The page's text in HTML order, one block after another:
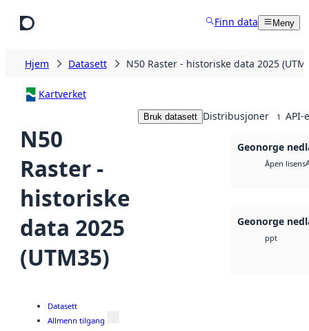
Finn data Meny
Hjem Datasett N50 Raster - historiske data 2025
Kartverket
N50
Raster -
historiske
data 2025
(UTM35)
Bruk datasett Distribusjoner 1 API-
Geonorge
Åpen lisens
Geonorge
ppt
Datasett
Allmenn tilgang